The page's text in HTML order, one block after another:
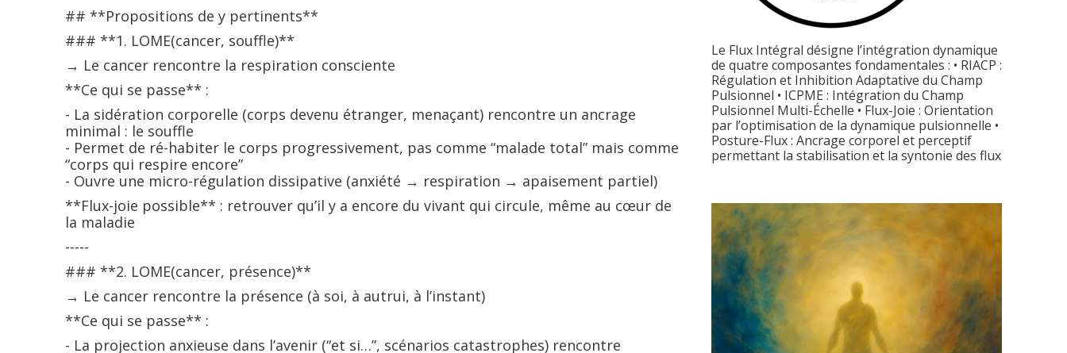
## **Propositions de y pertinents**
### **1. LOME(cancer, souffle)**
→ Le cancer rencontre la respiration consciente
**Ce qui se passe** :
- La sidération corporelle (corps devenu étranger, menaçant) rencontre un ancrage
minimal : le souffle
- Permet de ré-habiter le corps progressivement, pas comme “malade total” mais comme
“corps qui respire encore”
- Ouvre une micro-régulation dissipative (anxiété → respiration → apaisement partiel)
**Flux-joie possible** : retrouver qu’il y a encore du vivant qui circule, même au cœur de
la maladie
-----
### **2. LOME(cancer, présence)**
→ Le cancer rencontre la présence (à soi, à autrui, à l’instant)
**Ce qui se passe** :
- La projection anxieuse dans l’avenir (“et si…”, scénarios catastrophes) rencontre
Le Flux Intégral désigne l’intégration dynamique
de quatre composantes fondamentales : • RIACP :
Régulation et Inhibition Adaptative du Champ
Pulsionnel • ICPME : Intégration du Champ
Pulsionnel Multi-Échelle • Flux-Joie : Orientation
par l’optimisation de la dynamique pulsionnelle •
Posture-Flux : Ancrage corporel et perceptif
permettant la stabilisation et la syntonie des flux